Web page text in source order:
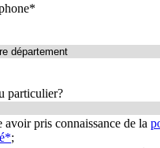
particulier?
avoir pris connaissance de la
;